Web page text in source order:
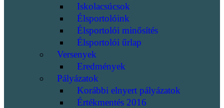
Iskolacsúcsok
Élsportolóink
Élsportolói minősítés
Élsportolói űrlap
Versenyek
Eredmények
Pályázatok
Korábbi elnyert pályázatok
Értékmentés 2016